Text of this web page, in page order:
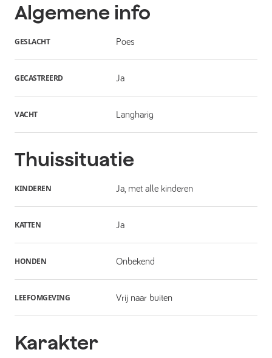
Algemene info
GESLACHT Poes
GECASTREERD Ja
VACHT Langharig
Thuissituatie
KINDEREN Ja, met alle kinderen
KATTEN Ja
HONDEN Onbekend
LEEFOMGEVING Vrij naar buiten
Karakter